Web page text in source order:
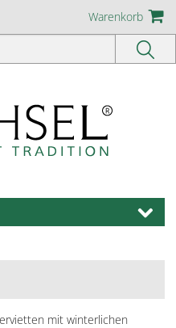
Warenkorb
mit winterlichen